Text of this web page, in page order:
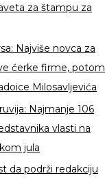
za štampu za
Najviše novca za
ćerke firme, potom
Milosavljevića
Najmanje 106
vlasti na
jula
da podrži redakciju